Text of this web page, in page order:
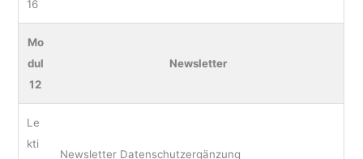
16
Mo
dul
12
Newsletter
Le
kti
Newsletter Datenschutzergänzung